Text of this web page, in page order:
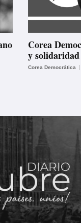
Corea
y
Corea Democrática